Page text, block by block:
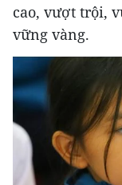
cao, vượt trội,
vững vàng.